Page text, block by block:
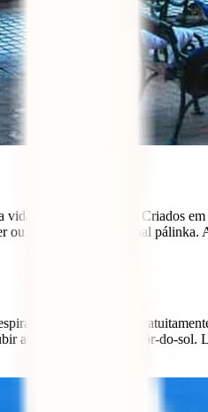
noturna da cidade. Criados
um shot da tradicional pálinka.
de Budapeste
ao topo para veres o pôr-do-sol.